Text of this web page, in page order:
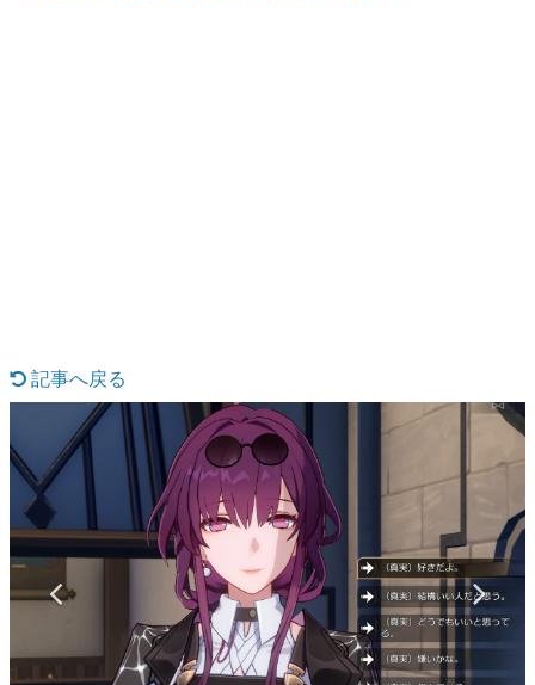
なんでゲームは面白い？
ゲーム開発者・hamatsu氏がゲームの魅力を画面や操作の
具体的な形から解き明かしていく、硬派で骨太な評論連載
です。
ゲームが変えた日本語
「経験値」「裏技」「ラスボス」… ゲームにまつわる言葉
の起源や用法の変遷を、コンピューター文化史研究家・タ
イニーP氏が徹底調査。
カテゴリ
特集記事
記事へ戻る